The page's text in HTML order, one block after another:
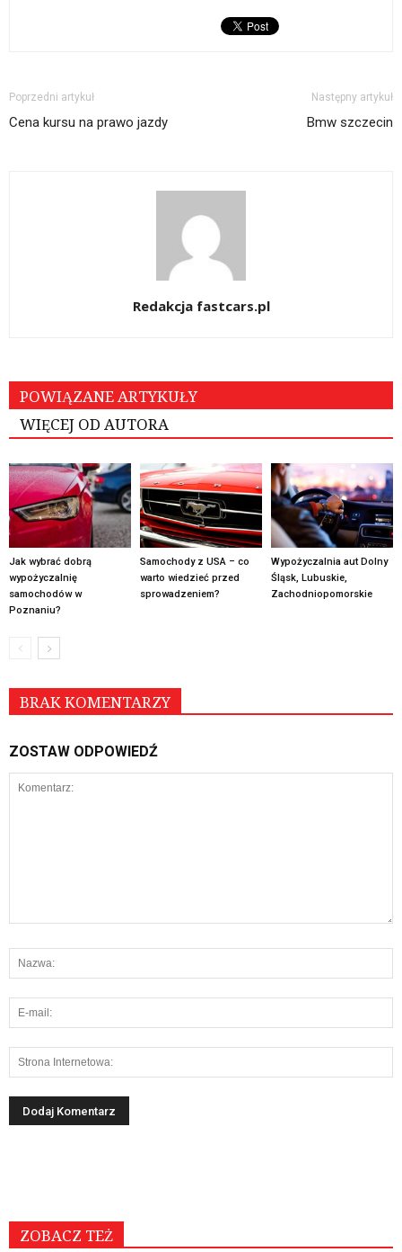
Poprzedni artykuł
Cena kursu na prawo jazdy
Następny artykuł
Bmw szczecin
Redakcja fastcars.pl
POWIĄZANE ARTYKUŁY
WIĘCEJ OD AUTORA
Jak wybrać dobrą
wypożyczalnię
samochodów w
Poznaniu?
Samochody z USA – co
warto wiedzieć przed
sprowadzeniem?
Wypożyczalnia aut Dolny
Śląsk, Lubuskie,
Zachodniopomorskie
BRAK KOMENTARZY
ZOSTAW ODPOWIEDŹ
ZOBACZ TEŻ